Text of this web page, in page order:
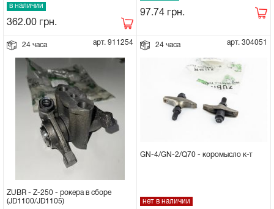
в наличии
362.00 грн.
97.74 грн.
24 часа арт. 911254
ZUBR - Z-250 - рокера в сборе
(JD1100/JD1105)
24 часа арт. 304051
GN-4/GN-2/Q70 - коромысло к-т
нет в наличии